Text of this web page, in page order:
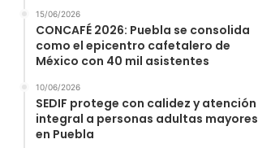
15/06/2026
CONCAFÉ 2026: Puebla se consolida
como el epicentro cafetalero de
México con 40 mil asistentes
10/06/2026
SEDIF protege con calidez y atención
integral a personas adultas mayores
en Puebla